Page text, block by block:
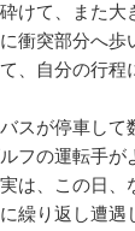
けて、また大
衝突部分へ歩
、自分の行程
スが停車して
フの運転手が
は、この日、
繰り返し遭遇